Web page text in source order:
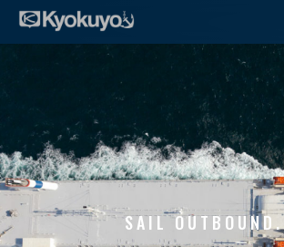
SAIL OUTBOUND.